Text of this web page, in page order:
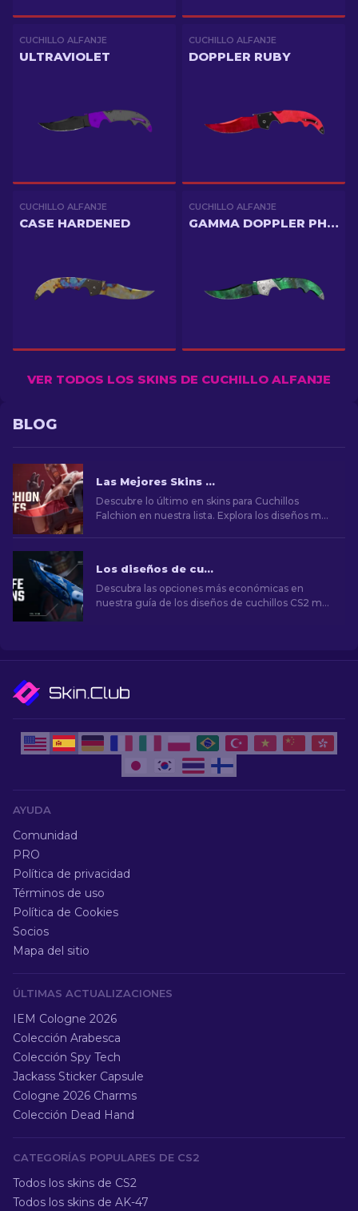
CUCHILLO ALFANJE
ULTRAVIOLET
CUCHILLO ALFANJE
DOPPLER RUBY
CUCHILLO ALFANJE
CASE HARDENED
CUCHILLO ALFANJE
GAMMA DOPPLER PHASE 2
VER TODOS LOS SKINS DE CUCHILLO ALFANJE
BLOG
Las Mejores Skins de Cuchillo Falchion en CS2: Top Ranking
Descubre lo último en skins para Cuchillos
Falchion en nuestra lista. Explora los diseños más
Los diseños de cuchillos CS2 más baratos [2026]
Descubra las opciones más económicas en
nuestra guía de los diseños de cuchillos CS2 más
AYUDA
Comunidad
PRO
Política de privacidad
Términos de uso
Política de Cookies
Socios
Mapa del sitio
ÚLTIMAS ACTUALIZACIONES
IEM Cologne 2026
Colección Arabesca
Colección Spy Tech
Jackass Sticker Capsule
Cologne 2026 Charms
Colección Dead Hand
CATEGORÍAS POPULARES DE CS2
Todos los skins de CS2
Todos los skins de AK-47